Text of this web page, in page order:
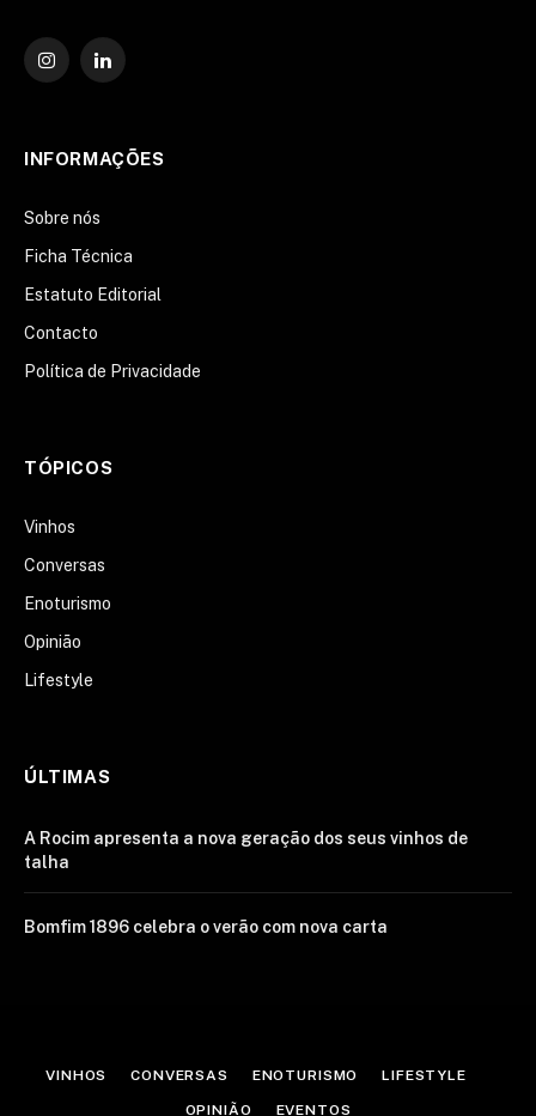
Instagram
O
INFORMAÇÕES
Sobre nós
Ficha Técnica
Estatuto Editorial
Contacto
Política de Privacidade
TÓPICOS
Vinhos
Conversas
Enoturismo
Opinião
Lifestyle
ÚLTIMAS
A Rocim apresenta a nova geração dos seus vinhos de
talha
Bomfim 1896 celebra o verão com nova carta
VINHOS CONVERSAS ENOTURISMO LIFESTYLE
OPINIÃO EVENTOS